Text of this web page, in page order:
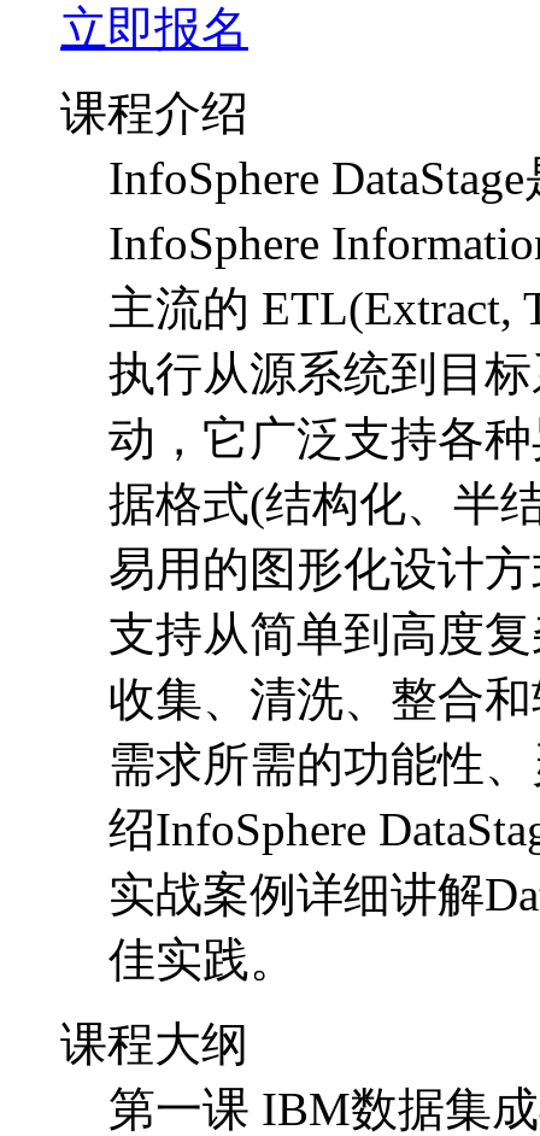
立即报名
课程介绍
InfoSphere
InfoSphere
主流的 ETL(Extract,
执行从源系统到目
动，它广泛支持各
据格式(结构化、半
易用的图形化设计
支持从简单到高度
收集、清洗、整合
需求所需的功能性
绍InfoSphere
实战案例详细讲解
佳实践。
课程大纲
第一课 IBM数据集